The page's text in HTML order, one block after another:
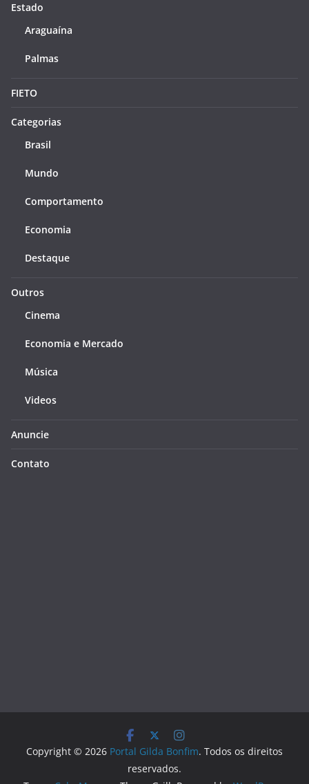
Estado
Araguaína
Palmas
FIETO
Categorias
Brasil
Mundo
Comportamento
Economia
Destaque
Outros
Cinema
Economia e Mercado
Música
Videos
Anuncie
Contato
Copyright © 2026 Portal Gilda Bonfim. Todos os direitos
reservados.